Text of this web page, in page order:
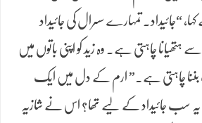
“جائیداد۔ تمہارے سسرال کی جائیداد
چاہتی ہے۔ وہ زید کو اپنی باتوں میں
بننا چاہتی ہے۔” ارم کے دل میں ایک
یہ سب جائیداد کے لیے تھا؟ اس نے شازیہ